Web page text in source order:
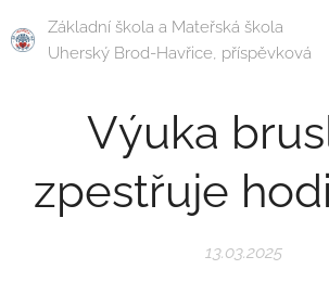
Základní škola a Mateřská škola
Uherský Brod-Havřice, příspěvková
Výuka
zpestřuje
13.03.2025